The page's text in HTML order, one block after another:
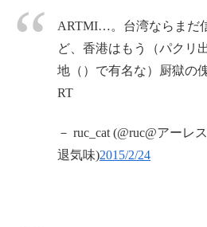
ARTMI…。台湾ならまだ
ど、香港はもう（パクリ
地（）で有名な）厨獄の
RT
－ ruc_cat (@ruc@アーレ
退気味)2015/2/24